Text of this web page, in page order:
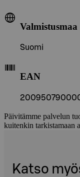
Valmistusmaa
Suomi
EAN
Päivitämme palvelun
kuitenkin tarkistamaan
Katso